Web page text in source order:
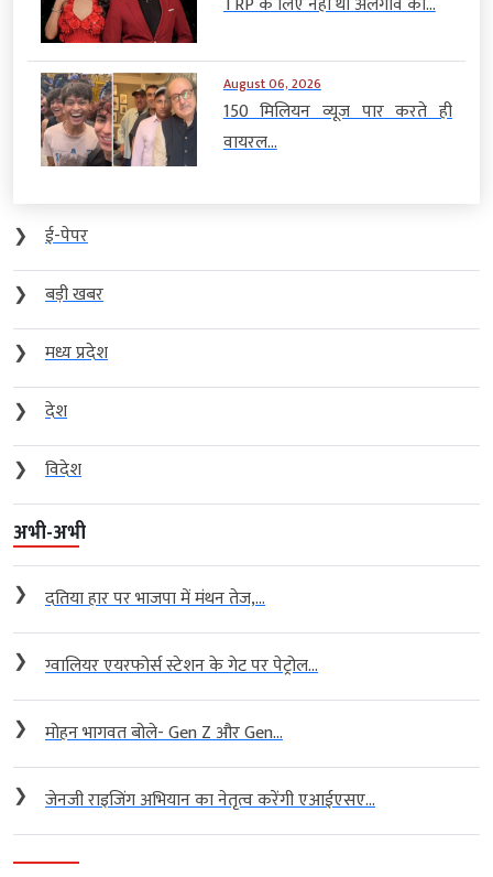
August 06, 2026
150 मिलियन व्यूज पार करते ही
वायरल...
❯
ई-पेपर
❯
बड़ी खबर
❯
मध्य प्रदेश
❯
देश
❯
विदेश
अभी-अभी
❯ दतिया हार पर भाजपा में मंथन तेज,...
❯ ग्वालियर एयरफोर्स स्टेशन के गेट पर पेट्रोल...
❯ मोहन भागवत बोले- Gen Z और Gen...
❯ जेनजी राइजिंग अभियान का नेतृत्व करेंगी एआईएसए...